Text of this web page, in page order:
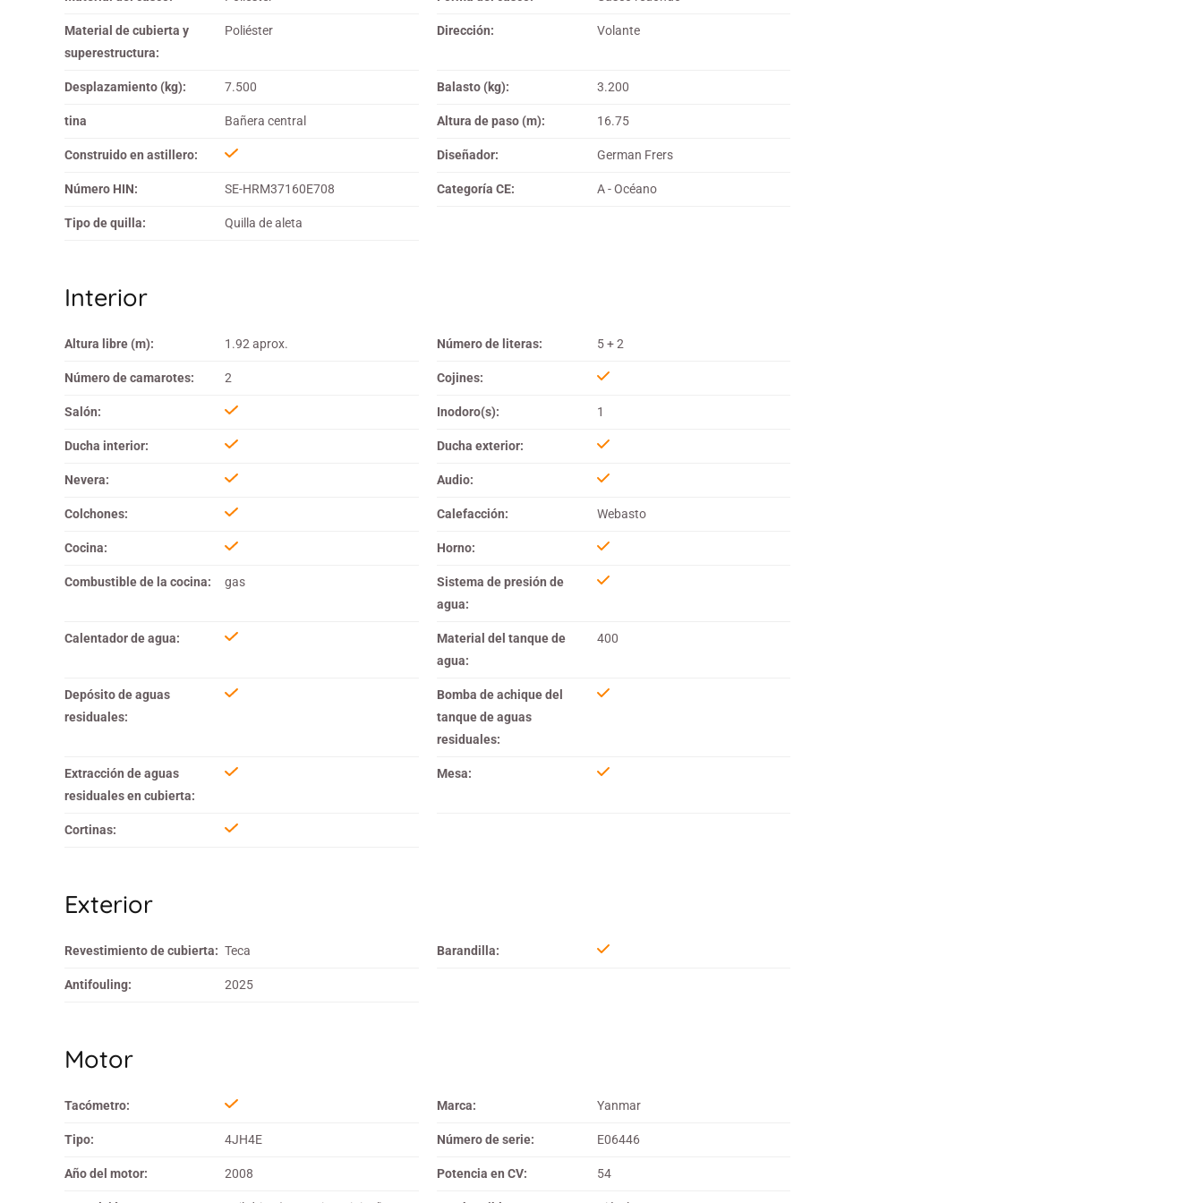
Material de cubierta y
superestructura:
Poliéster Dirección: Volante
Desplazamiento (kg): 7.500 Balasto (kg): 3.200
tina Bañera central Altura de paso (m): 16.75
Construido en astillero: Diseñador: German Frers
Número HIN: SE-HRM37160E708 Categoría CE: A - Océano
Tipo de quilla: Quilla de aleta
Interior
Altura libre (m): 1.92 aprox. Número de literas: 5 + 2
Número de camarotes: 2 Cojines:
Salón: Inodoro(s): 1
Ducha interior: Ducha exterior:
Nevera: Audio:
Colchones: Calefacción: Webasto
Cocina: Horno:
Combustible de la cocina: gas
Sistema de presión de
agua:
Calentador de agua:
Material del tanque de
agua:
400
Depósito de aguas
residuales:
Bomba de achique del
tanque de aguas
residuales:
Extracción de aguas
residuales en cubierta:
Mesa:
Cortinas:
Exterior
Revestimiento de cubierta: Teca Barandilla:
Antifouling: 2025
Motor
Tacómetro: Marca: Yanmar
Tipo: 4JH4E Número de serie: E06446
Año del motor: 2008 Potencia en CV: 54